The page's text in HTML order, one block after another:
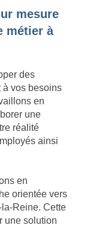
mesure
métier à
des
vos besoins
en
une
réalité
ainsi
en
orientée vers
Reine. Cette
une solution